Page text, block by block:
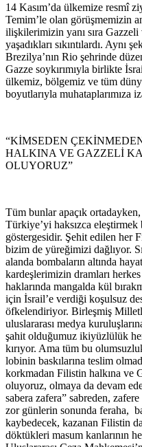
14 Kasım’da ülkemize resmî
Temim’le olan görüşmemizin
ilişkilerimizin yanı sıra
yaşadıkları sıkıntılardı. Aynı
Brezilya’nın Rio şehrinde
Gazze soykırımıyla birlikte
ülkemiz, bölgemiz ve tüm
boyutlarıyla muhataplarımıza
“KİMSEDEN
HALKINA VE GAZZELİ
OLUYORUZ”
Tüm bunlar apaçık
Türkiye’yi haksızca
göstergesidir. Şehit edilen her
bizim de yüreğimizi dağlıyor.
alanda bombaların altında
kardeşlerimizin dramları
haklarında mangalda kül
için İsrail’e verdiği koşulsuz
öfkelendiriyor. Birleşmiş
uluslararası medya
şahit olduğumuz ikiyüzlülük
kırıyor. Ama tüm bu
lobinin baskılarına teslim
korkmadan Filistin halkına ve
oluyoruz, olmaya da devam
sabera zafera” sabreden,
zor günlerin sonunda feraha,
kaybedecek, kazanan Filistin
döktükleri masum kanlarının